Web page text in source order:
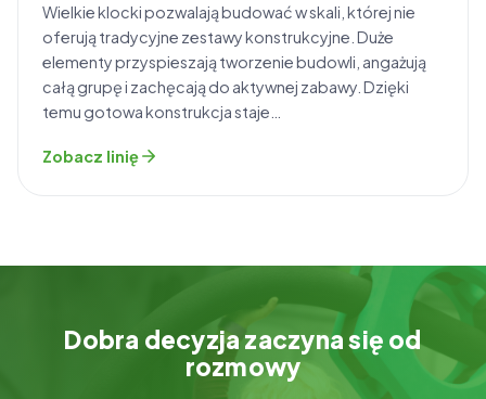
Wielkie klocki pozwalają budować w skali, której nie
oferują tradycyjne zestawy konstrukcyjne. Duże
elementy przyspieszają tworzenie budowli, angażują
całą grupę i zachęcają do aktywnej zabawy. Dzięki
temu gotowa konstrukcja staje…
Zobacz linię
Dobra decyzja zaczyna się od
rozmowy